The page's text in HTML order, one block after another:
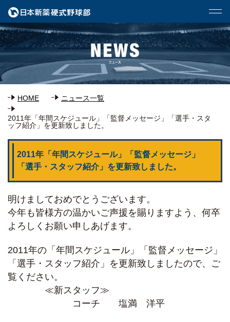
HOME ニュース一覧
2011年「年間スケジュール」「監督メッセージ」「選手・スタ
ッフ紹介」を更新致しました。
2011年「年間スケジュール」「監督メッセージ」
「選手・スタッフ紹介」を更新致しました。
明けましておめでとうございます。
今年も皆様方の温かいご声援を賜りますよう、何卒
よろしくお願い申しあげます。
2011年の「年間スケジュール」「監督メッセージ」
「 選手・スタッフ紹介」を更新致しましたので、ご
覧ください。
≪新スタッフ≫
コーチ 塩満 洋平